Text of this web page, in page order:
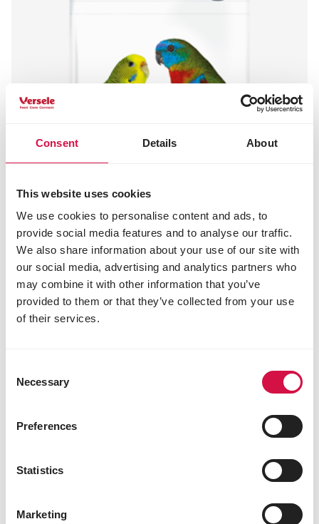
Consent Details About
This website uses cookies
We use cookies to personalise content and ads, to
provide social media features and to analyse our traffic.
We also share information about your use of our site with
our social media, advertising and analytics partners who
may combine it with other information that you’ve
provided to them or that they’ve collected from your use
of their services.
Selection
Necessary
Preferences
Statistics
Marketing
B18
grasparkieten en andere kleine parkieten